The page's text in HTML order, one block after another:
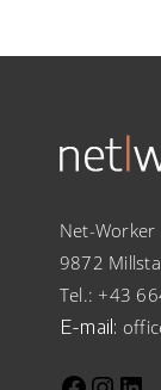
Net-Worker
9872
Tel.: +43
E-mail: